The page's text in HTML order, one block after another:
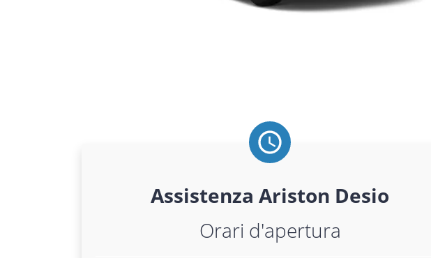
Assistenza Ariston Desio
Orari d'apertura